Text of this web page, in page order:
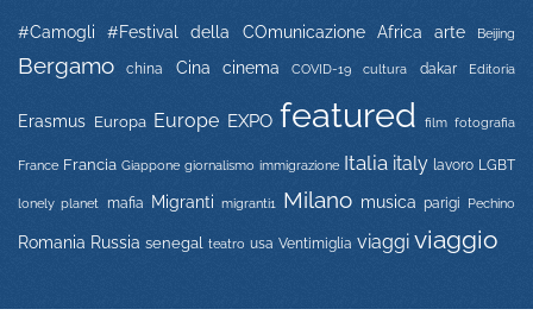
#Camogli #Festival della COmunicazione Africa arte Beijing
Bergamo china Cina cinema COVID-19 cultura dakar Editoria
Erasmus Europa Europe EXPO featured film fotografia
France Francia Giappone giornalismo immigrazione Italia italy lavoro LGBT
lonely planet mafia Migranti migranti1 Milano musica parigi Pechino
Romania Russia senegal teatro usa Ventimiglia viaggi viaggio